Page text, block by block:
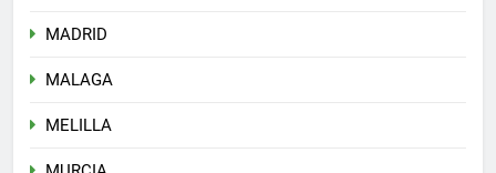
MADRID
MALAGA
MELILLA